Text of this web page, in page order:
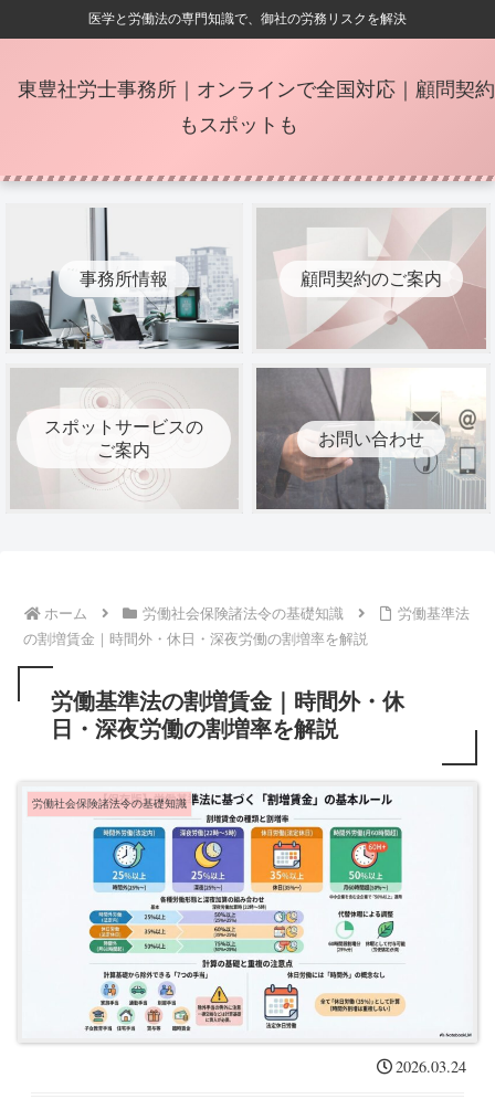
医学と労働法の専門知識で、御社の労務リスクを解決
東豊社労士事務所｜オンラインで全国対応｜顧問契約
もスポットも
事務所情報 顧問契約のご案内
スポットサービスの
ご案内
お問い合わせ
ホーム 労働社会保険諸法令の基礎知識
労働基準法
の割増賃金｜時間外・休日・深夜労働の割増率を解説
労働基準法の割増賃金｜時間外・休
日・深夜労働の割増率を解説
労働社会保険諸法令の基礎知識
2026.03.24